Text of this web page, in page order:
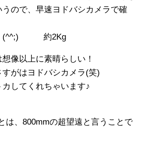
うので、早速ヨドバシカメラで確
(^^;) 約2Kg
像以上に素晴らしい！
がはヨドバシカメラ(笑)
してくれちゃいます♪
は、800mmの超望遠と言うことで